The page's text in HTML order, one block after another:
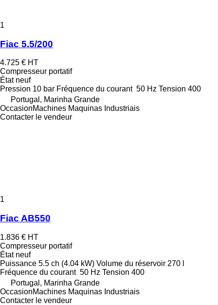
1
Fiac 5.5/200
4.725 € HT
Compresseur portatif
Étatneuf
Pression 10 bar Fréquence du courant 50 Hz Tension 400
Portugal, Marinha Grande
OccasionMachines Maquinas Industriais
Contacter le vendeur
1
Fiac AB550
1.836 € HT
Compresseur portatif
Étatneuf
Puissance 5.5 ch (4.04 kW) Volume du réservoir 270 l
Fréquence du courant 50 Hz Tension 400
Portugal, Marinha Grande
OccasionMachines Maquinas Industriais
Contacter le vendeur